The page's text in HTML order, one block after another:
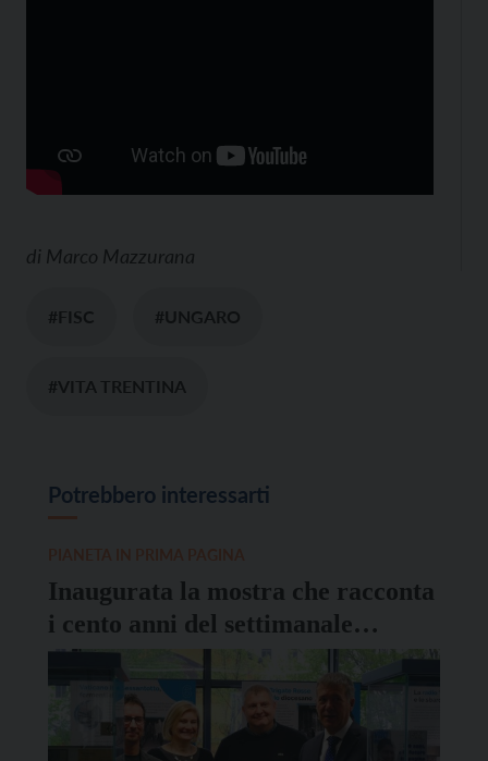
di Marco Mazzurana
#FISC #UNGARO
#VITA TRENTINA
Potrebbero interessarti
Inaugurata la mostra che racconta
i cento anni del settimanale
diocesano Vita Trentina